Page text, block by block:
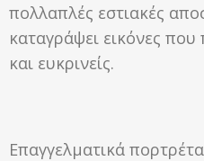
πολλαπλές εστιακές
καταγράψει εικόνες
και ευκρινείς.
Επαγγελματικά